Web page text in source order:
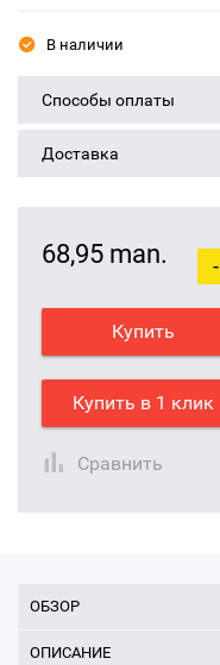
В наличии
Способы оплаты
Доставка
68,95 man. -
Купить
Купить в 1 клик
Сравнить
ОБЗОР
ОПИСАНИЕ